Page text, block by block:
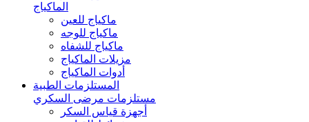
الماكياج
ماكياج للعين
ماكياج للوجه
ماكياج للشفاه
مزيلات الماكياج
أدوات الماكياج
المستلزمات الطبية
مستلزمات مرضى السكري
أجهزة قياس السكر